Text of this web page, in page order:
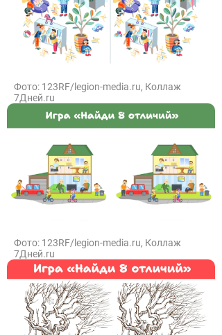
Фото: 123RF/legion-media.ru, Коллаж
7Дней.ru
Фото: 123RF/legion-media.ru, Коллаж
7Дней.ru